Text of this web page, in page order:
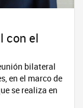
con el
bilateral
en el marco de
se realiza en